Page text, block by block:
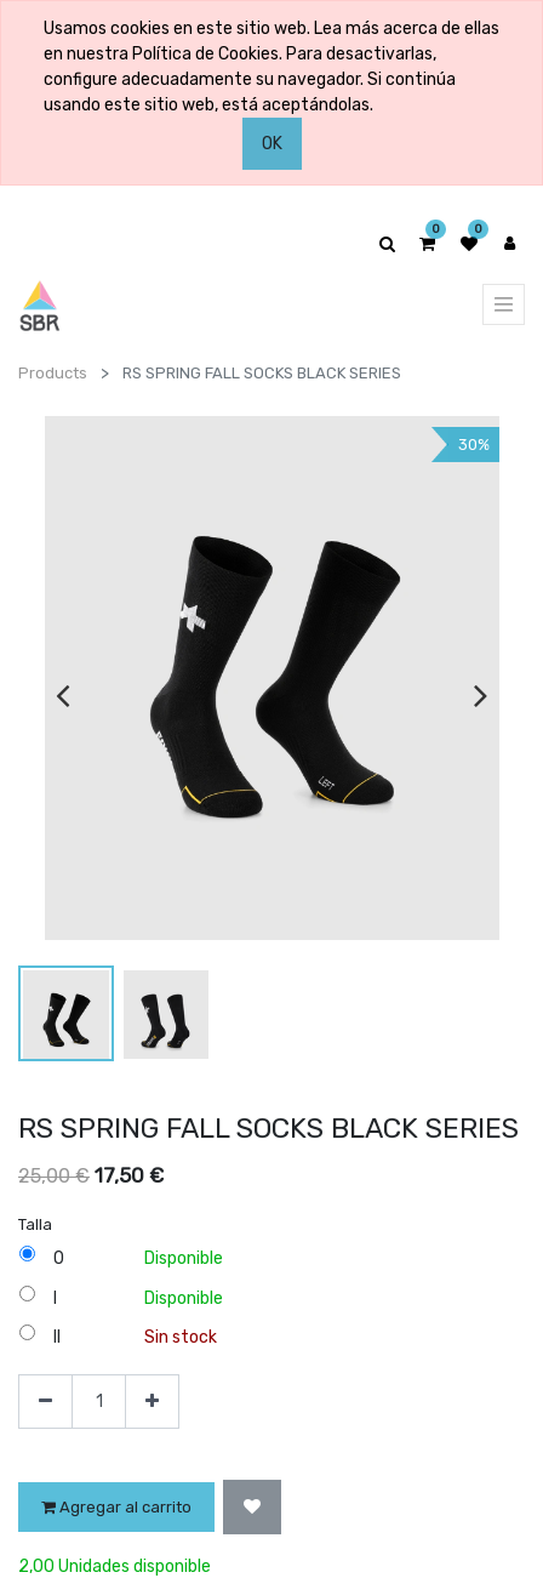
Usamos cookies en este sitio web. Lea más acerca de ellas
en nuestra Política de Cookies. Para desactivarlas,
configure adecuadamente su navegador. Si continúa
usando este sitio web, está aceptándolas.
OK
0 0
Products RS SPRING FALL SOCKS BLACK SERIES
30%
RS SPRING FALL SOCKS BLACK SERIES
25,00€ 17,50 €
Talla
0
Disponible
Disponible
Sin stock
Agregar al carrito
2,00 Unidades disponible